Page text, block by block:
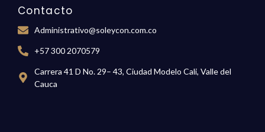
Contacto
Administrativo@soleycon.com.co
+57 300 2070579
Carrera 41 D No. 29– 43, Ciudad Modelo Cali, Valle del
Cauca